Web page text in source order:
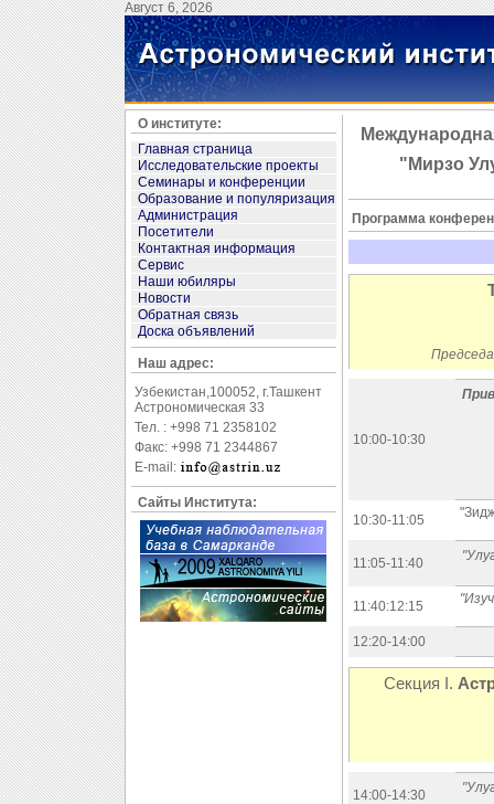
Август 6, 2026
О институте:
Главная страница
Исследовательские проекты
Семинары и конференции
Образование и популяризация
Администрация
Посетители
Контактная информация
Сервис
Наши юбиляры
Новости
Обратная связь
Доска объявлений
Наш адрес:
Узбекистан,100052, г.Ташкент
Астрономическая 33
Тел. : +998 71 2358102
Факс: +998 71 2344867
E-mail:
Сайты Института:
"Мирзо
Программа
10:00-10:30
10:30-11:05
11:05-11:40
11:40:12:15
12:20-14:00
Секция I.
14:00-14:30